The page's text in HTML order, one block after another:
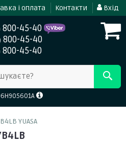
і оплата Контакти Вхід
800-45-40
800-45-40
800-45-40
YUASA